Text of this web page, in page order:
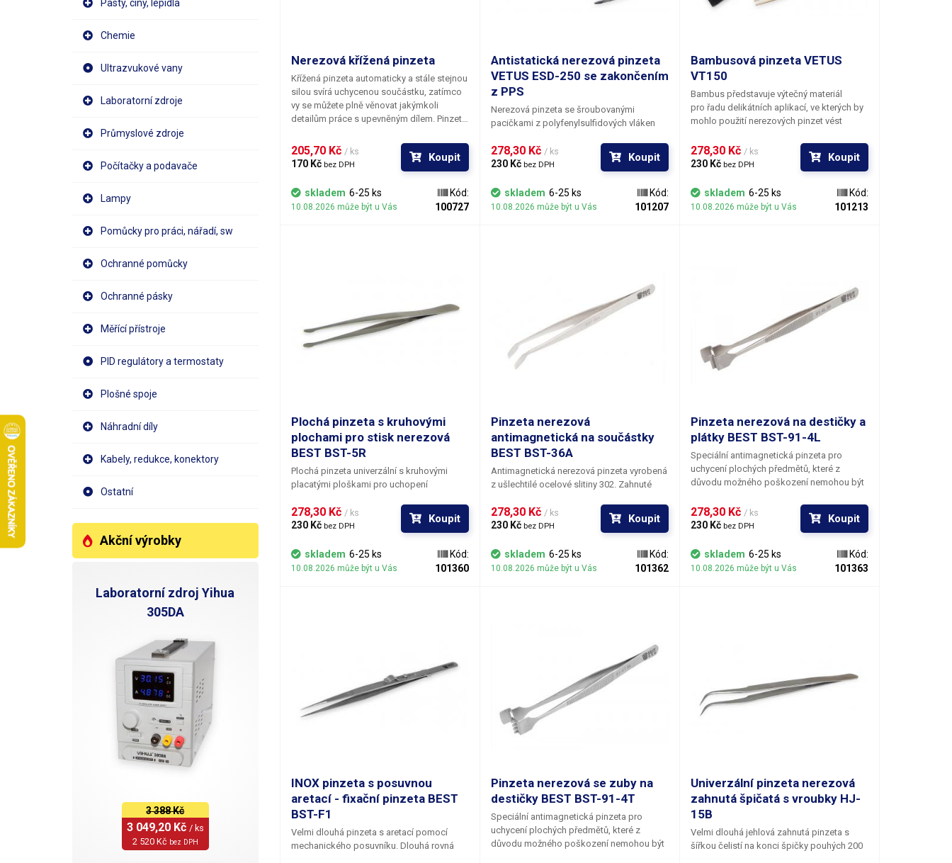
Pasty, cíny, lepidla
Chemie
Ultrazvukové vany
Laboratorní zdroje
Průmyslové zdroje
Počítačky a podavače
Lampy
Pomůcky pro práci, nářadí, sw
Ochranné pomůcky
Ochranné pásky
Měřící přístroje
PID regulátory a termostaty
Plošné spoje
Náhradní díly
Kabely, redukce, konektory
Ostatní
Akční výrobky
Laboratorní zdroj Yihua
305DA
3 388 Kč
3 049,20 Kč / ks
2 520 Kč bez DPH
Nerezová křížená pinzeta
Křížená pinzeta automaticky a stále stejnou
silou svírá uchycenou součástku, zatímco
vy se můžete plně věnovat jakýmkoli
detailům práce s upevněným dílem. Pinzetu
součástku; maximální velikost - mezera
mezi plně roztaženými hroty pinzety je 16
mm. Materiál je antikorozivní a
antimagnetický.
205,70 Kč / ks
170 Kč bez DPH
Koupit
skladem 6-25 ks
10.08.2026 může být u Vás
Kód:
100727
Antistatická nerezová pinzeta
VETUS ESD-250 se zakončením
z PPS
Nerezová pinzeta se šroubovanými
pacičkami z polyfenylsulfidových vláken
jedinečné vlastnosti mezi než patří
absolutní odolnost proti kyselinám,
nedochází k ohřevu kovové části. Dále je
materiál antimagnetický, nekorozivní a
278,30 Kč / ks
230 Kč bez DPH
Koupit
skladem 6-25 ks
10.08.2026 může být u Vás
Kód:
101207
Bambusová pinzeta VETUS
VT150
Bambus představuje výtečný materiál
pro řadu delikátních aplikací, ve kterých by
mohlo použití nerezových pinzet vést
se o nevodivý, nemagnetický a
antimagnetický materiál, který navíc
odolává mnoha chemikáliím. Pinzeta je
určena k bezpečné manipulaci s malými
optickými elementy, drobnými křehkými
součástmi, perlami a jinými objekty
278,30 Kč / ks
230 Kč bez DPH
Koupit
skladem 6-25 ks
10.08.2026 může být u Vás
Kód:
101213
Plochá pinzeta s kruhovými
plochami pro stisk nerezová
BEST BST-5R
Plochá pinzeta univerzální s kruhovými
placatými ploškami pro uchopení
antimagnetické oceli. Vhodná pro přidržení
větších součástek.
278,30 Kč / ks
230 Kč bez DPH
Koupit
skladem 6-25 ks
10.08.2026 může být u Vás
Kód:
101360
Pinzeta nerezová
antimagnetická na součástky
BEST BST-36A
Antimagnetická nerezová pinzeta vyrobená
z ušlechtilé ocelové slitiny 302. Zahnuté
spolehlivé kleště pro větší součástky a
usnadňují jejich letování či odletování z
matován pískováním. Nerezový materiál je
tvrzený (tvrdost vyšší než HRC40) a je
278,30 Kč / ks
230 Kč bez DPH
Koupit
skladem 6-25 ks
10.08.2026 může být u Vás
Kód:
101362
Pinzeta nerezová na destičky a
plátky BEST BST-91-4L
Speciální antimagnetická pinzeta pro
uchycení plochých předmětů, které z
důvodu možného poškození nemohou být
představuje manipulace s křemíkovými
deskami pro výrobu polovodičů.
Rovnoběžná plocha čelistí pinzety
umožňuje dokonalý úchop všech placatých
objektů. Pinzeta je vyrobena z
antimagnetické ušlechtilé ocelové slitiny
278,30 Kč / ks
230 Kč bez DPH
Koupit
skladem 6-25 ks
10.08.2026 může být u Vás
Kód:
101363
INOX pinzeta s posuvnou
aretací - fixační pinzeta BEST
BST-F1
Velmi dlouhá pinzeta s aretací pomocí
mechanického posuvníku. Dlouhá rovná
Pinzeta nerezová se zuby na
destičky BEST BST-91-4T
Speciální antimagnetická pinzeta pro
uchycení plochých předmětů, které z
důvodu možného poškození nemohou být
Univerzální pinzeta nerezová
zahnutá špičatá s vroubky HJ-
15B
Velmi dlouhá jehlová zahnutá pinzeta s
šířkou čelistí na konci špičky pouhých 200